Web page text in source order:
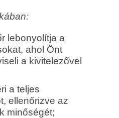
lebonyolítja a
ahol Önt
a kivitelezővel
a teljes
ellenőrizve az
minőségét;